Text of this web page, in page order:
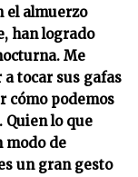
el almuerzo
han logrado
Me
tocar sus gafas
cómo podemos
Quien lo que
modo de
un gran gesto